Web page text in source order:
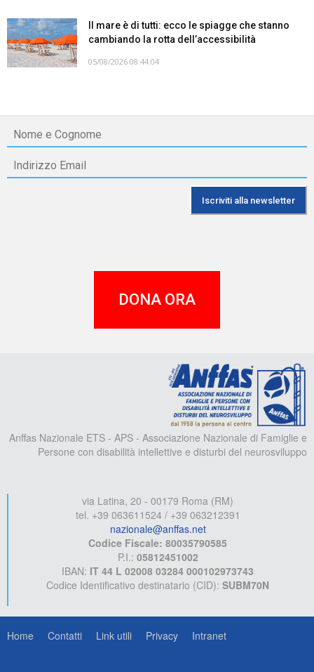
Il mare è di tutti: ecco le spiagge che stanno
cambiando la rotta dell’accessibilità
05/08/2026 08:44:04
DONA ORA
Anffas Nazionale ETS - APS - Associazione Nazionale di Famiglie e
Persone con disabilità intellettive e disturbi del neurosviluppo
via Latina, 20 - 00179 Roma (RM)
tel. +39 063611524 / +39 063212391
nazionale@anffas.net
Codice Fiscale: 80035790585
P.I.: 05812451002
IBAN: IT 44 L 02008 03284 000102973743
Codice Identificativo destinatario (CID): SUBM70N
Home Contatti Link utili Privacy Intranet